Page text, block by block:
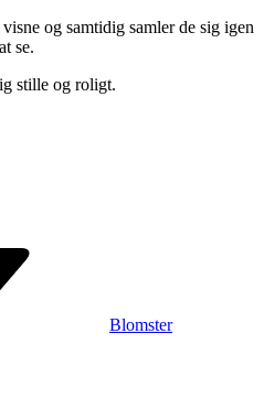
og samtidig samler de sig igen
se.
stille og roligt.
Blomster